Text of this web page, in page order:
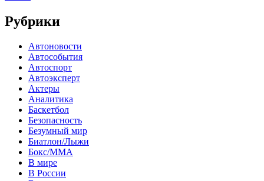
Рубрики
Автоновости
Автособытия
Автоспорт
Автоэксперт
Актеры
Аналитика
Баскетбол
Безопасность
Безумный мир
Биатлон/Лыжи
Бокс/MMA
В мире
В России